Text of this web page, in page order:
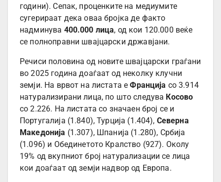
години). Сепак, проценките на медиумите
сугерираат дека оваа бројка де факто
надминува 400.000 лица, од кои 120.000 веќе
се полноправни швајцарски државјани.
Речиси половина од новите швајцарски граѓани
во 2025 година доаѓаат од неколку клучни
земји. На врвот на листата еФранција со 3.914
натурализирани лица, по што следува Косово
со 2.226. На листата со значаен број се и
Португалија (1.840), Турција (1.404), Северна
Македонија (1.307), Шпанија (1.280), Србија
(1.096) и Обединетото Кралство (927). Околу
19% од вкупниот број натурализации се лица
кои доаѓаат од земји надвор од Европа.